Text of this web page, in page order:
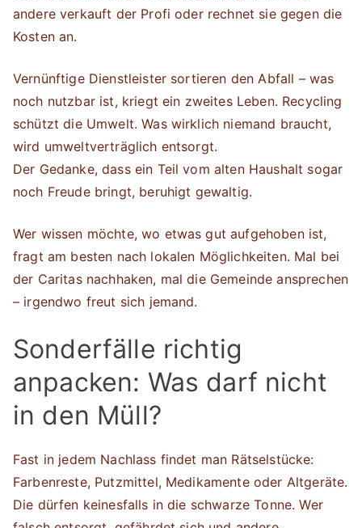
andere verkauft der Profi oder rechnet sie gegen die
Kosten an.
Vernünftige Dienstleister sortieren den Abfall – was
noch nutzbar ist, kriegt ein zweites Leben. Recycling
schützt die Umwelt. Was wirklich niemand braucht,
wird umweltverträglich entsorgt.
Der Gedanke, dass ein Teil vom alten Haushalt sogar
noch Freude bringt, beruhigt gewaltig.
Wer wissen möchte, wo etwas gut aufgehoben ist,
fragt am besten nach lokalen Möglichkeiten. Mal bei
der Caritas nachhaken, mal die Gemeinde ansprechen
– irgendwo freut sich jemand.
Sonderfälle richtig
anpacken: Was darf nicht
in den Müll?
Fast in jedem Nachlass findet man Rätselstücke:
Farbenreste, Putzmittel, Medikamente oder Altgeräte.
Die dürfen keinesfalls in die schwarze Tonne. Wer